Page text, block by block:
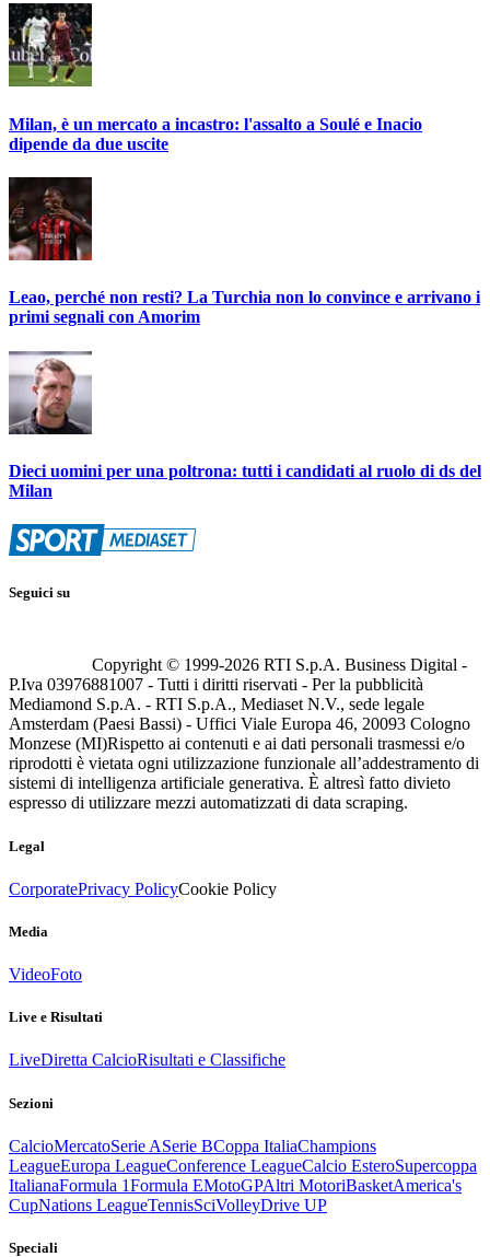
Milan, è un mercato a incastro: l'assalto a Soulé e Inacio
dipende da due uscite
Leao, perché non resti? La Turchia non lo convince e arrivano i
primi segnali con Amorim
Dieci uomini per una poltrona: tutti i candidati al ruolo di ds del
Milan
Seguici su
Copyright © 1999-2026 RTI S.p.A. Business Digital -
P.Iva 03976881007 - Tutti i diritti riservati - Per la pubblicità
Mediamond S.p.A. - RTI S.p.A., Mediaset N.V., sede legale
Amsterdam (Paesi Bassi) - Uffici Viale Europa 46, 20093 Cologno
Monzese (MI)Rispetto ai contenuti e ai dati personali trasmessi e/o
riprodotti è vietata ogni utilizzazione funzionale all’addestramento di
sistemi di intelligenza artificiale generativa. È altresì fatto divieto
espresso di utilizzare mezzi automatizzati di data scraping.
Legal
CorporatePrivacy PolicyCookie Policy
Media
VideoFoto
Live e Risultati
LiveDiretta CalcioRisultati e Classifiche
Sezioni
CalcioMercatoSerie ASerie BCoppa ItaliaChampions
LeagueEuropa LeagueConference LeagueCalcio EsteroSupercoppa
ItalianaFormula 1Formula EMotoGPAltri MotoriBasketAmerica's
CupNations LeagueTennisSciVolleyDrive UP
Speciali